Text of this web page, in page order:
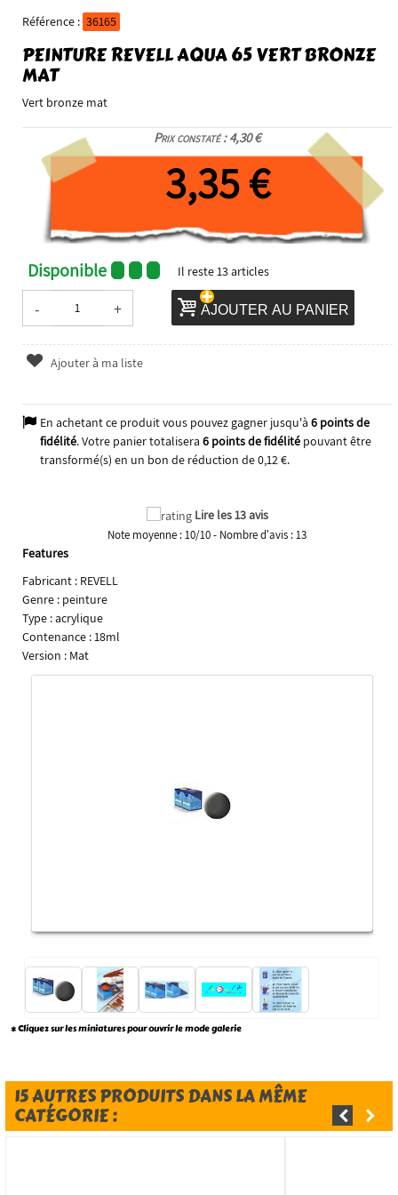
Référence : 36165
PEINTURE REVELL AQUA 65 VERT BRONZE
MAT
Vert bronze mat
Prix constaté : 4,30 €
3,35 €
Disponible Il reste13articles
- + AJOUTER AU PANIER
Ajouter à ma liste
En achetant ce produit vous pouvez gagner jusqu'à 6points de
fidélité. Votre panier totalisera 6points de fidélitépouvant être
transformé(s) en un bon de réduction de0,12 €.
Lire les 13 avis
Note moyenne :10/10- Nombre d'avis :13
Features
Fabricant : REVELL
Genre : peinture
Type : acrylique
Contenance : 18ml
Version : Mat
* Cliquez sur les miniatures pour ouvrir le mode galerie
15 AUTRES PRODUITS DANS LA MÊME
CATÉGORIE :